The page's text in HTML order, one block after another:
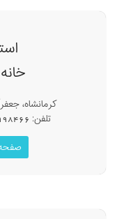
کرمانشاه،
تلفن: 09378998466 – 09184700792
صفحه